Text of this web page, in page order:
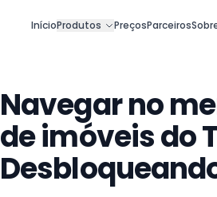
InícioProdutos PreçosParceiros
Navegar no
de imóveis do